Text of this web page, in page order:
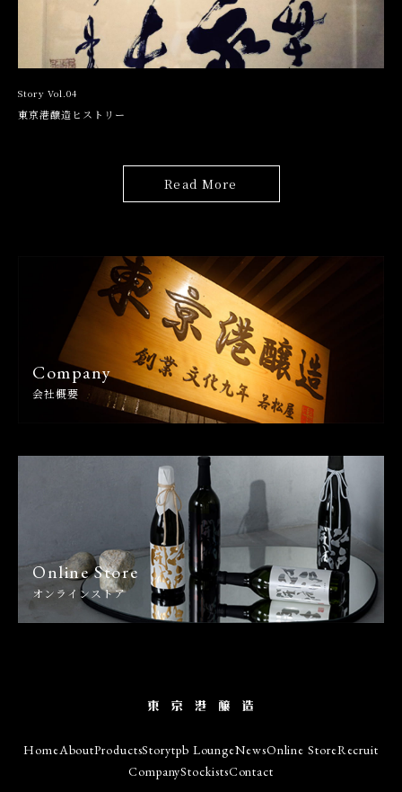
Story Vol.04
東京港醸造ヒストリー
Read More
Company
会社概要
Online Store
オンラインストア
HomeAboutProductsStorytpb LoungeNewsOnline StoreRecruit
CompanyStockistsContact